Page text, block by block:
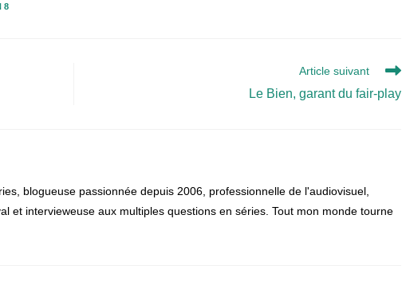
8
Article suivant
Le Bien, garant du fair-play
blogueuse passionnée depuis 2006, professionnelle de l'audiovisuel,
et intervieweuse aux multiples questions en séries. Tout mon monde tourne